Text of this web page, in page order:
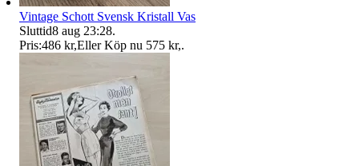
Vintage Schott Svensk Kristall Vas
Sluttid8 aug 23:28.
Pris:486 kr,Eller Köp nu 575 kr,.